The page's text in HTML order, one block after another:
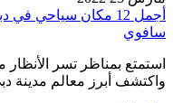
أجمل 12 مكان سياحي
سافوي
استمتع بمناظر تسر
واكتشف أبرز معالم مدينة